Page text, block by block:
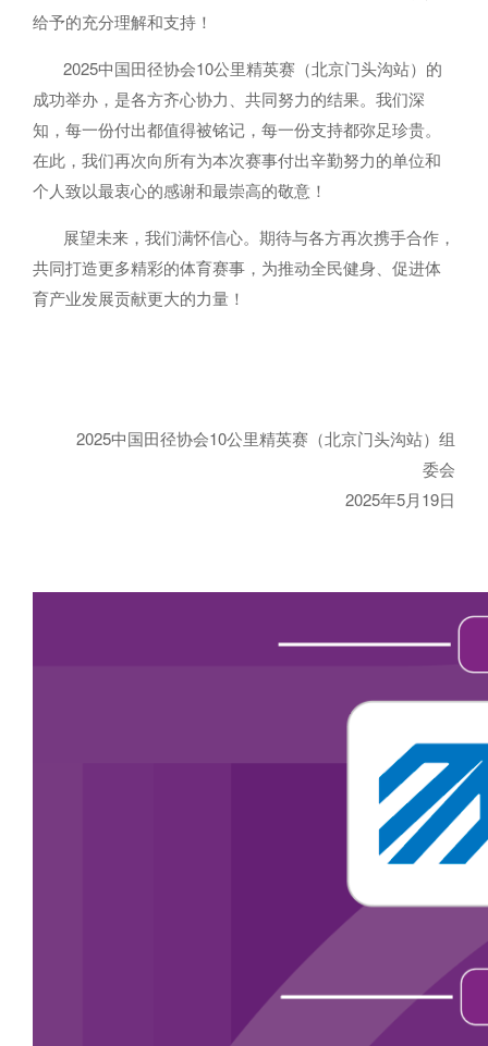
给予的充分理解和支持！
2025中国田径协会10公里精英赛（北京门头沟站）的
成功举办，是各方齐心协力、共同努力的结果。我们深
知，每一份付出都值得被铭记，每一份支持都弥足珍贵。
在此，我们再次向所有为本次赛事付出辛勤努力的单位和
个人致以最衷心的感谢和最崇高的敬意！
展望未来，我们满怀信心。期待与各方再次携手合作，
共同打造更多精彩的体育赛事，为推动全民健身、促进体
育产业发展贡献更大的力量！
2025中国田径协会10公里精英赛（北京门头沟站）组
委会
2025年5月19日